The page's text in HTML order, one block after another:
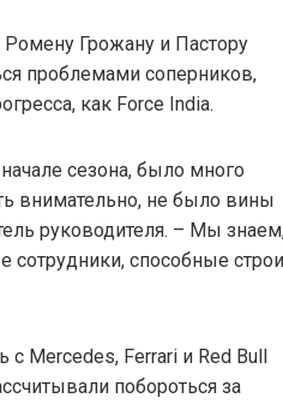
Ромену Грожану и Пастору
проблемами соперников,
как Force India.
сезона, было много
внимательно, не было вины
руководителя. – Мы
сотрудники, способные
Mercedes, Ferrari и Red Bull
побороться за